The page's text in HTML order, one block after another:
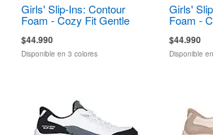
Girls' Slip-Ins: Contour
Foam - Cozy Fit Gentle
$44.990
Disponible en 3 colores
Girls'
Foam -
$44.990
Disponible